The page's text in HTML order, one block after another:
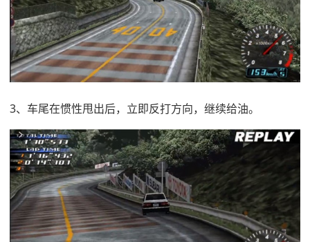
3、车尾在惯性甩出后，立即反打方向，继续给油。